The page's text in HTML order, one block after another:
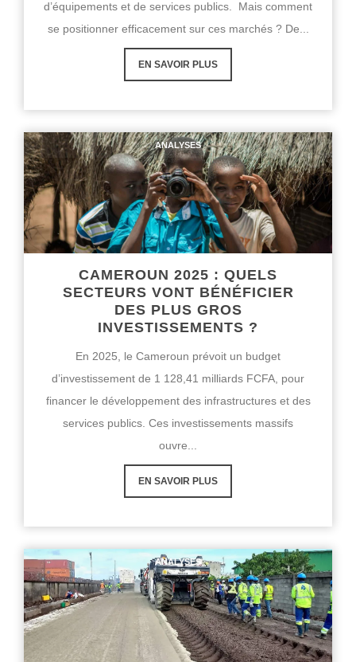
d’équipements et de services publics. Mais comment
se positionner efficacement sur ces marchés ? De...
EN SAVOIR PLUS
ANALYSES
CAMEROUN 2025 : QUELS
SECTEURS VONT BÉNÉFICIER
DES PLUS GROS
INVESTISSEMENTS ?
En 2025, le Cameroun prévoit un budget
d’investissement de 1 128,41 milliards FCFA, pour
financer le développement des infrastructures et des
services publics. Ces investissements massifs
ouvre...
EN SAVOIR PLUS
ANALYSES